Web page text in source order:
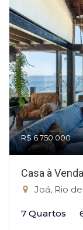
R$ 6.750.000
Casa à
Joá, Rio
7 Quartos